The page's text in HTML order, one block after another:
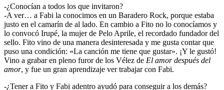
-¿Conocían a todos los que invitaron?
-A ver… a Fabi la conocimos en un Baradero Rock, porque estaba
justo en el camarín de al lado. En cambio a Fito no lo conocíamos y
lo convocó Irupé, la mujer de Pelo Aprile, el recordado fundador del
sello. Fito vino de una manera desinteresada y me gusta contar que
puso una condición: «La canción me tiene que gustar». ¡Y le gustó!
Vino a grabar en pleno furor de los Vélez de El amor después del
amor, y fue un gran aprendizaje ver trabajar con Fabi.
-¿Tener a Fito y Fabi adentro ayudó para conseguir a los demás?